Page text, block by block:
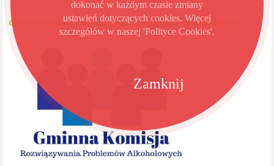
Gminna Komisja Rozwiązywania Problemów Alkoholowych
Zamknij
dokonać w każdym czasie zmiany
ustawień dotyczących cookies. Więcej
szczegółów w naszej 'Polityce Cookies'.